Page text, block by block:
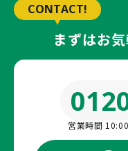
CONTACT!
まずはお
営業時間